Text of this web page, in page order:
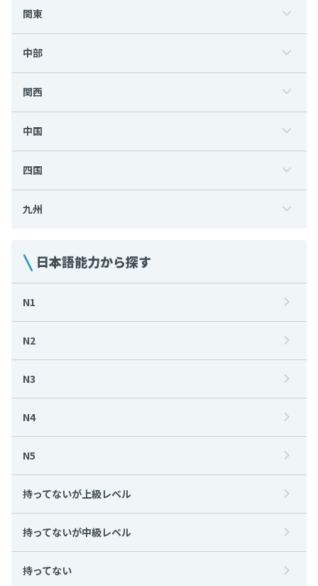
関東
中部
関西
中国
四国
九州
日本語能力から探す
N1
N2
N3
N4
N5
持ってないが上級レベル
持ってないが中級レベル
持ってない